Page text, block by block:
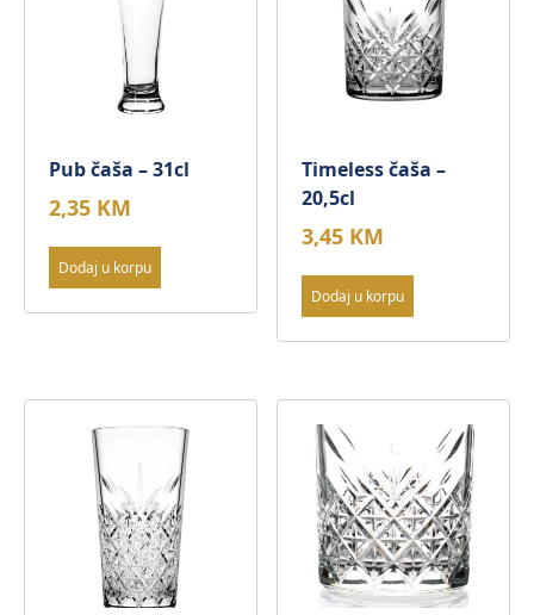
Pub čaša – 31cl
2,35 KM
Dodaj u korpu
Timeless čaša –
20,5cl
3,45 KM
Dodaj u korpu